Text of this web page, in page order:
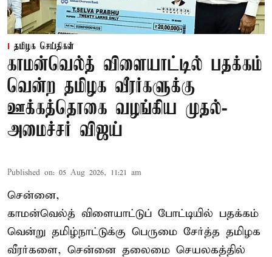
தமிழக செய்திகள்
காமன்வெல்த் விளையாட்டில் பதக்கம்
வென்ற தமிழக வீரர்களுக்கு
ஊக்கத்தொகை வழங்கிய முதல்-
அமைச்சர் விஜய்
Published on: 05 Aug 2026, 11:21 am
சென்னை,
காமன்வெல்த் விளையாட்டுப் போட்டியில் பதக்கம்
வென்று தமிழ்நாட்டுக்கு பெருமை சேர்த்த தமிழக
வீரர்களை, சென்னை தலைமை செயலகத்தில்